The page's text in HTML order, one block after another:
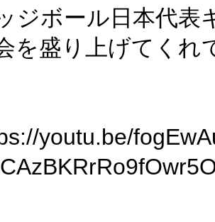
ジボール日本代
を盛り上げてくれ
youtu.be/